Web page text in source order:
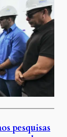
pesquisas